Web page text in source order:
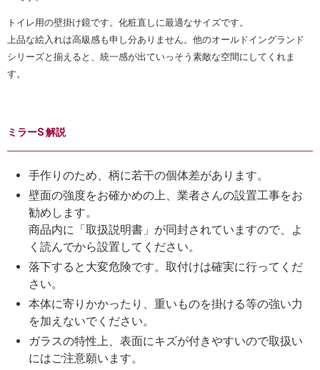
トイレ用の壁掛け鏡です。化粧直しに最適なサイズです。
上品な絵入れは高級感も申し分ありません。他のオールドイングランド
シリーズと揃えると、統一感が出ていっそう素敵な空間にしてくれま
す。
ミラーS 解説
手作りのため、柄に若干の個体差があります。
壁面の強度をお確かめの上、業者さんの設置工事をお
勧めします。
商品内に「取扱説明書」が同封されていますので、よ
く読んでから設置してください。
落下すると大変危険です。取付けは確実に行ってくだ
さい。
本体に寄りかかったり、重いものを掛ける等の強い力
を加えないでください。
ガラスの特性上、表面にキズが付きやすいので取扱い
にはご注意願います。